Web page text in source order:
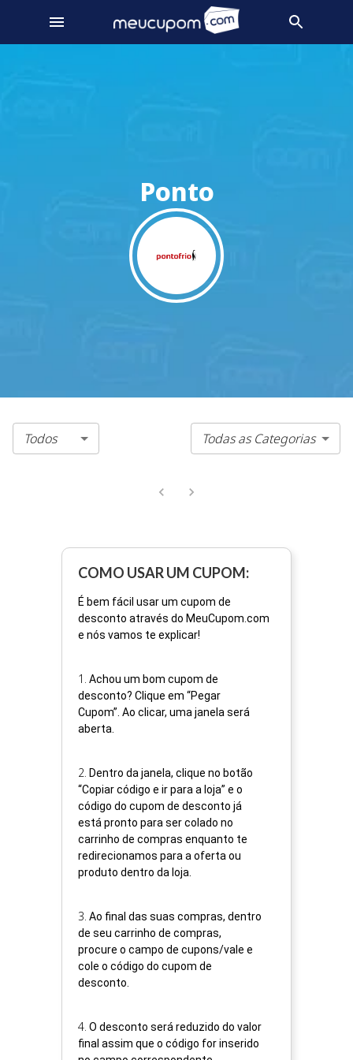
Ponto
Todos Todas as Categorias
COMO USAR UM CUPOM:
É bem fácil usar um cupom de
desconto através do MeuCupom.com
e nós vamos te explicar!
1 . Achou um bom cupom de
desconto? Clique em “Pegar
Cupom”. Ao clicar, uma janela será
aberta.
2. Dentro da janela, clique no botão
“Copiar código e ir para a loja” e o
código do cupom de desconto já
está pronto para ser colado no
carrinho de compras enquanto te
redirecionamos para a oferta ou
produto dentro da loja.
3. Ao final das suas compras, dentro
de seu carrinho de compras,
procure o campo de cupons/vale e
cole o código do cupom de
desconto.
4. O desconto será reduzido do valor
final assim que o código for inserido